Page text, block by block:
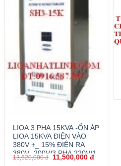
LIOA 3 PHA 15KVA -ỔN ÁP
LIOA 15KVA ĐIỆN VÀO
380V +_ 15% ĐIỆN RA
380V -200V/3 PHA 220V/1
PHA
13,620,000đ 11,500,000 đ